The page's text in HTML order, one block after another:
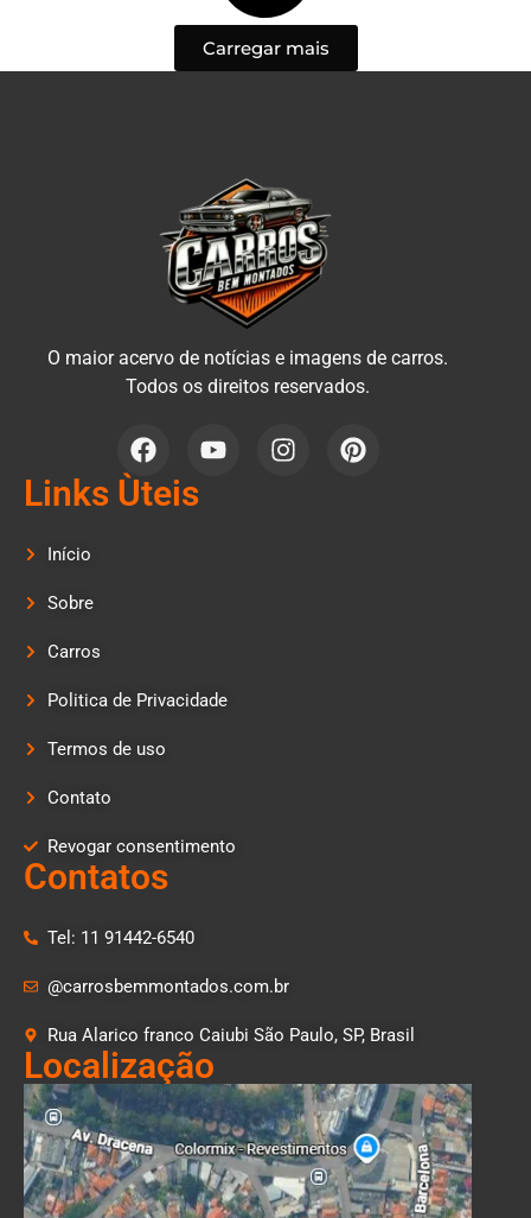
Carregar mais
O maior acervo de notícias e imagens de carros.
Todos os direitos reservados.
Links Ùteis
Início
Sobre
Carros
Politica de Privacidade
Termos de uso
Contato
Revogar consentimento
Contatos
Tel: 11 91442-6540
@carrosbemmontados.com.br
Rua Alarico franco Caiubi São Paulo, SP, Brasil
Localização